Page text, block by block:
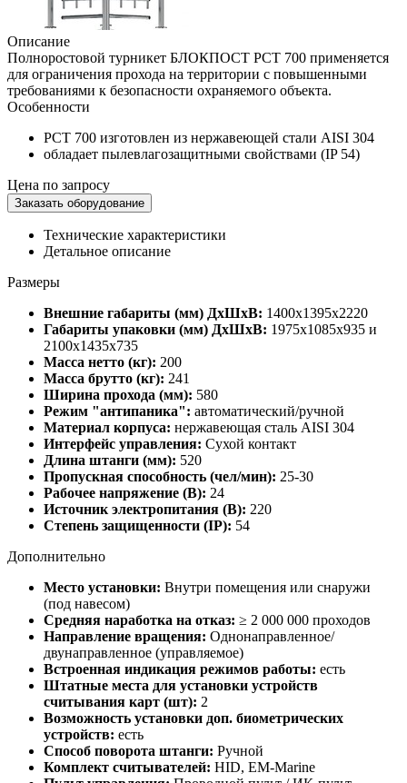
Описание
Полноростовой турникет БЛОКПОСТ РСТ 700 применяется
для ограничения прохода на территории с повышенными
требованиями к безопасности охраняемого объекта.
Особенности
РСТ 700 изготовлен из нержавеющей стали AISI 304
обладает пылевлагозащитными свойствами (IP 54)
Цена по запросу
Заказать оборудование
Технические характеристики
Детальное описание
Размеры
Внешние габариты (мм) ДхШхВ: 1400х1395х2220
Габариты упаковки (мм) ДхШхВ: 1975х1085х935 и
2100х1435х735
Масса нетто (кг): 200
Масса брутто (кг): 241
Ширина прохода (мм): 580
Режим "антипаника": автоматический/ручной
Материал корпуса: нержавеющая сталь AISI 304
Интерфейс управления: Сухой контакт
Длина штанги (мм): 520
Пропускная способность (чел/мин): 25-30
Рабочее напряжение (В): 24
Источник электропитания (В): 220
Степень защищенности (IP): 54
Дополнительно
Место установки: Внутри помещения или снаружи
(под навесом)
Средняя наработка на отказ: ≥ 2 000 000 проходов
Направление вращения: Однонаправленное/
двунаправленное (управляемое)
Встроенная индикация режимов работы: есть
Штатные места для установки устройств
считывания карт (шт): 2
Возможность установки доп. биометрических
устройств: есть
Способ поворота штанги: Ручной
Комплект считывателей: HID, EМ-Marine